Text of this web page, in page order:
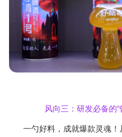
风向三：研发必备的
一勺好料，成就爆款灵魂